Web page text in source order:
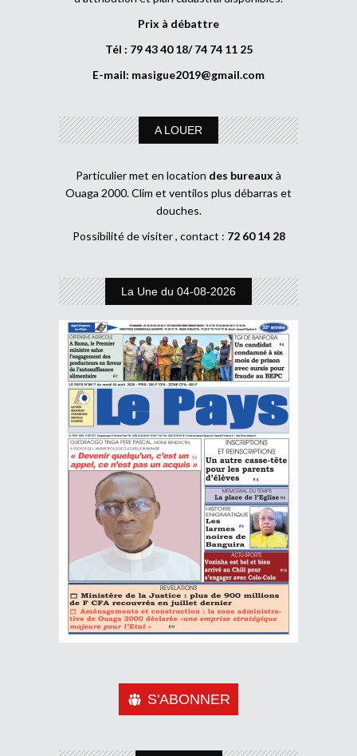
Prix à débattre
Tél : 79 43 40 18/ 74 74 11 25
E-mail: masigue2019@gmail.com
A LOUER
Particulier met en location des bureaux à
Ouaga 2000. Clim et ventilos plus débarras et
douches.
Possibilité de visiter , contact : 72 60 14 28
La Une du 04-08-2026
S'ABONNER